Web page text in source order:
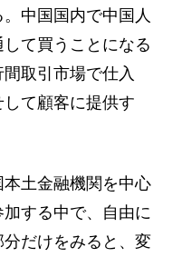
中国国内で中国人
て買うことになる
取引市場で仕入
て顧客に提供す
土金融機関を中心
する中で、自由に
だけをみると、変